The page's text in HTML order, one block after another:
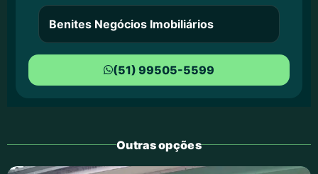
Benites Negócios Imobiliários
(51) 99505-5599
Outras opções